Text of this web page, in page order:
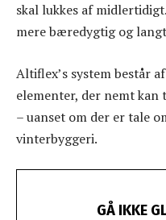
skal lukkes af
mere bæredygtig og
Altiflex’s system består
elementer, der nemt kan
– uanset om der er tale
vinterbyggeri.
GÅ IKKE